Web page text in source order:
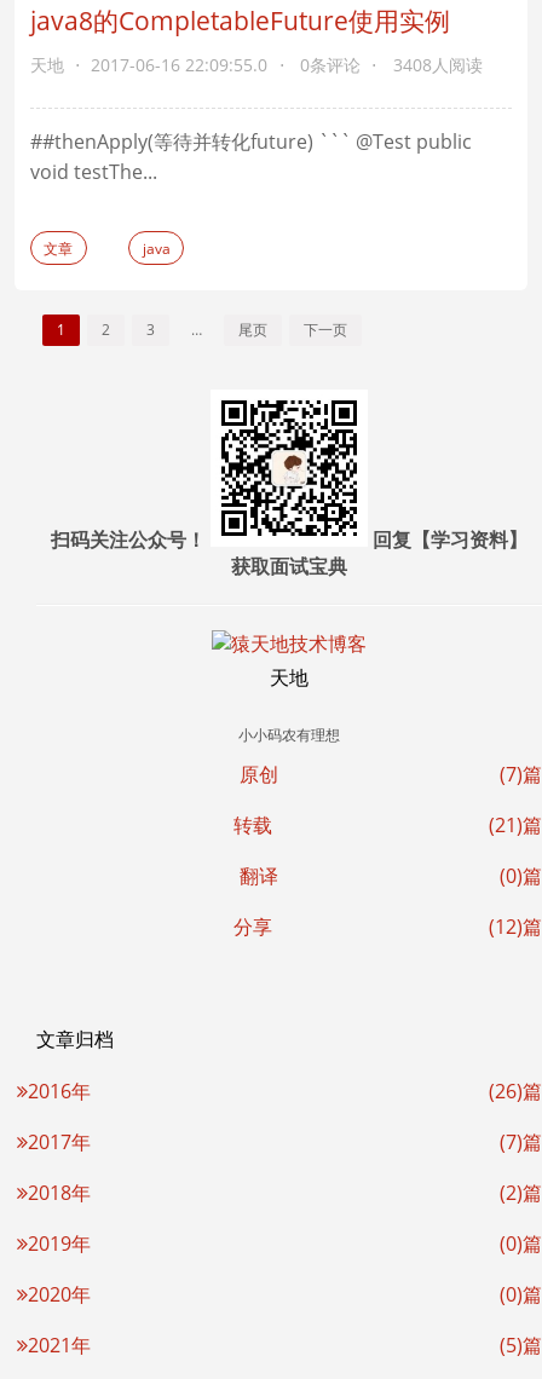
java8的CompletableFuture使用实例
天地 2017-06-16 22:09:55.0 0条评论 3408人阅读
##thenApply(等待并转化future) ``` @Test public
void testThe...
文章 java
1 2 3 … 尾页 下一页
扫码关注公众号！
回复【学习资料】
获取面试宝典
天地
小小码农有理想
原创
(7)篇
转载
(21)篇
翻译
(0)篇
分享
(12)篇
文章归档
2016年
(26)篇
2017年
(7)篇
2018年
(2)篇
2019年
(0)篇
2020年
(0)篇
2021年
(5)篇